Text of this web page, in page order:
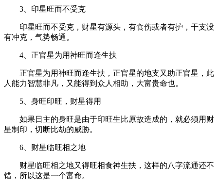
3、印星旺而不受克
印星旺而不受克，财星有源头，有食伤或者有护，干支没
有冲克，气势畅通。
4、正官星为用神旺而逢生扶
正官星为用神旺而逢生扶，正官星的地支又助正官星，此
人能力智慧非凡，又能得到众人相助，大富贵命也。
5、身旺印旺，财星得用
如果日主的身旺是由于印旺生比原故造成的，就必须用财
星制印，切断比劫的威胁。
6、财星临旺相之地
财星临旺相之地又得旺相食神生扶，这样的八字流通还不
错，所以这是一个富命。